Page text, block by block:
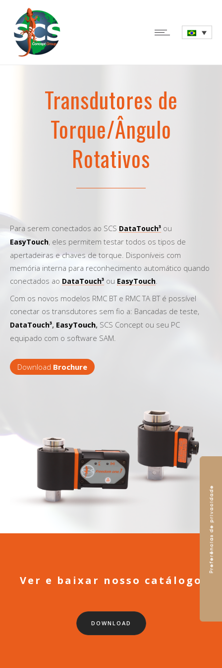
Transdutores de
Torque/Ângulo
Rotativos
Para serem conectados ao SCS DataTouch³ ou
EasyTouch, eles permitem testar todos os tipos de
apertadeiras e chaves de torque. Disponíveis com
memória interna para reconhecimento automático quando
conectados ao DataTouch³ ou EasyTouch.
Com os novos modelos RMC BT e RMC TA BT é possível
conectar os transdutores sem fio a: Bancadas de teste,
DataTouch³, EasyTouch, SCS Concept ou seu PC
equipado com o software SAM.
Download Brochure
Ver e baixar nosso catálogo
DOWNLOAD